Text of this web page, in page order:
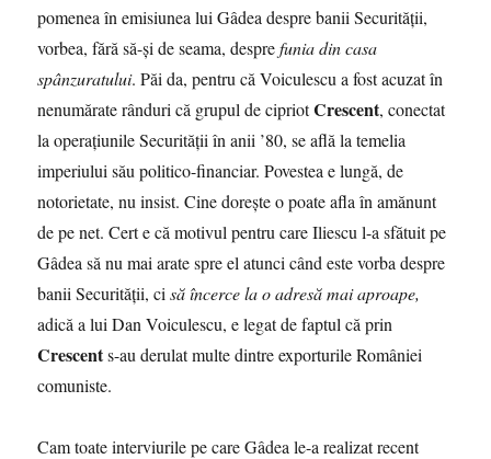
pomenea în emisiunea lui Gâdea despre banii Securităţii,
vorbea, fără să-şi de seama, desprefunia din casa
spânzuratului. Păi da, pentru că Voiculescu a fost acuzat în
nenumărate rânduri că grupul de cipriotCrescent, conectat
la operaţiunile Securităţii în anii ’80, se află la temelia
imperiului său politico-financiar. Povestea e lungă, de
notorietate, nu insist. Cine doreşte o poate afla în amănunt
de pe net. Cert e că motivul pentru care Iliescu l-a sfătuit pe
Gâdea să nu mai arate spre el atunci când este vorba despre
banii Securităţii, cisă încerce la o adresă mai aproape,
adică a lui Dan Voiculescu, e legat de faptul că prin
Crescents-au derulat multe dintre exporturile României
comuniste.
Cam toate interviurile pe care Gâdea le-a realizat recent